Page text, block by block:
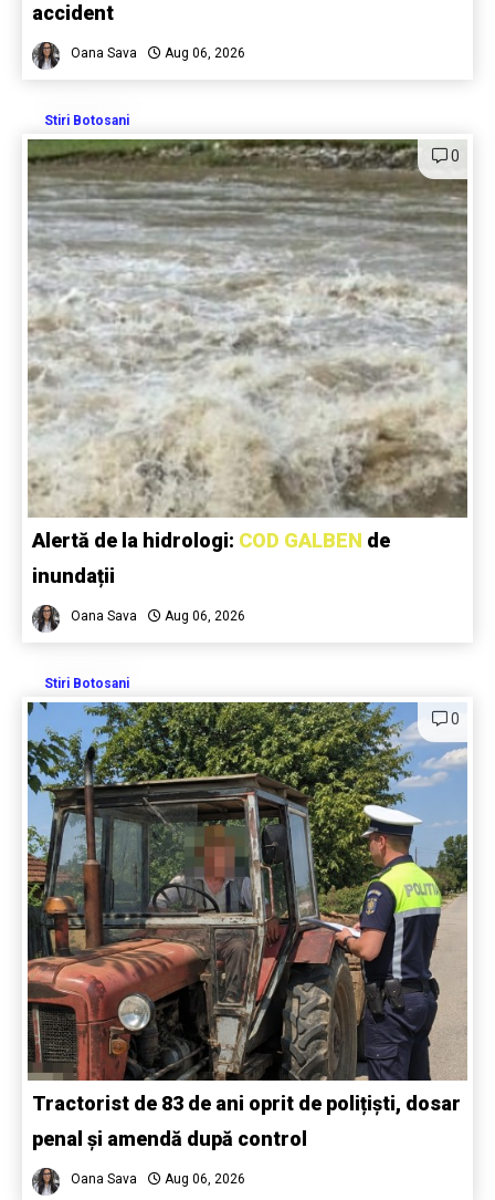
accident
Oana Sava Aug 06, 2026
Stiri Botosani
0
Alertă de la hidrologi: COD GALBEN de
inundații
Oana Sava Aug 06, 2026
Stiri Botosani
0
Tractorist de 83 de ani oprit de polițiști, dosar
penal și amendă după control
Oana Sava Aug 06, 2026